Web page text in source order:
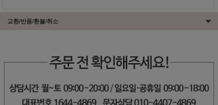
교환/반품/환불/취소